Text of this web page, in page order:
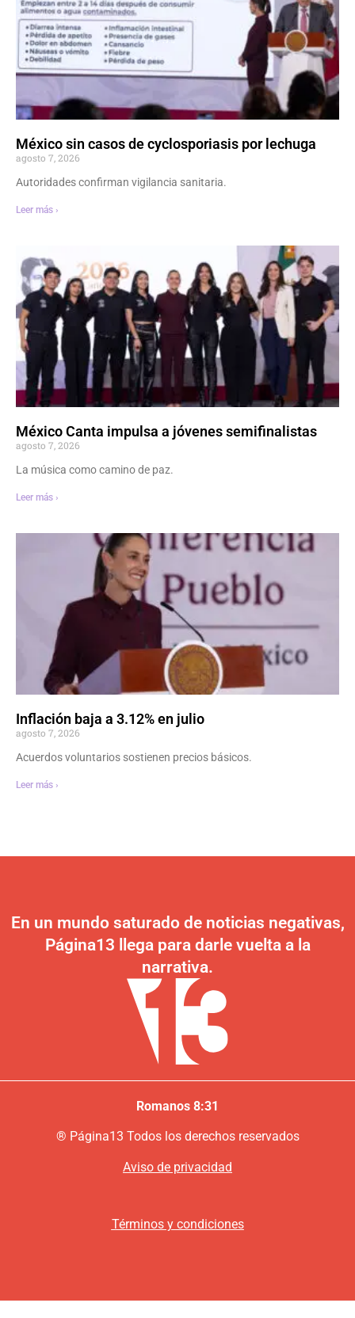
México sin casos de cyclosporiasis por lechuga
agosto 7, 2026
Autoridades confirman vigilancia sanitaria.
Leer más ›
México Canta impulsa a jóvenes semifinalistas
agosto 7, 2026
La música como camino de paz.
Leer más ›
Inflación baja a 3.12% en julio
agosto 7, 2026
Acuerdos voluntarios sostienen precios básicos.
Leer más ›
En un mundo saturado de noticias negativas,
Página13 llega para darle vuelta a la
narrativa.
Romanos 8:31
® Página13 Todos los derechos reservados
Aviso de privacidad
Términos y condiciones